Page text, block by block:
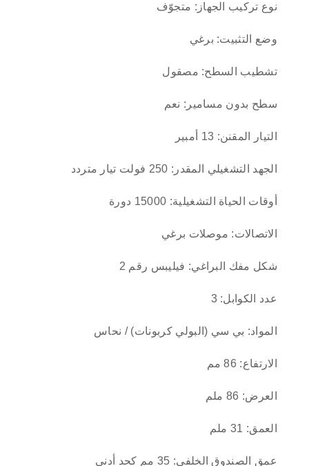
نوع تركيب الجهاز: متجوّف
وضع التثبيت: برغي
تشطيب السطح: مصقول
سطح بدون مسامير: نعم
التيار المقنن: 13 أمبير
الجهد التشغيلي المقدر: 250 فولت تيار متردد
أوقات الحياة التشغيلية: 15000 دورة
الاتصالات: موصلات برغي
شكل مفك البراغي: فيليبس رقم 2
عدد الكوابل: 3
المواد: بي سي (البولي كربونات) / نحاس
الارتفاع: 86 مم
العرض: 86 ملم
العمق: 31 ملم
عمق الصندوق الخلفي: 35 مم كحد أدنى